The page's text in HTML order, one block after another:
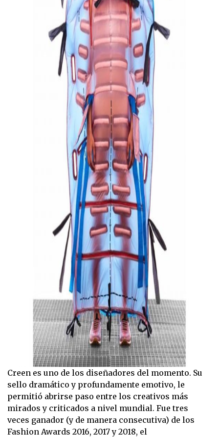
Creen es uno de los diseñadores del momento. Su
sello dramático y profundamente emotivo, le
permitió abrirse paso entre los creativos más
mirados y criticados a nivel mundial. Fue tres
veces ganador (y de manera consecutiva) de los
Fashion Awards 2016, 2017 y 2018, el